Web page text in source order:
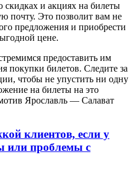
и акциях на билеты
почту. Это позволит вам не
предложения и приобрести
цене.
предоставить им
покупки билетов. Следите за
чтобы не упустить ни одну
на билеты на это
Ярославль — Салават
клиентов, если у
или проблемы с